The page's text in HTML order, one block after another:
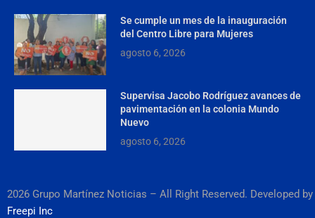
Se cumple un mes de la inauguración
del Centro Libre para Mujeres
agosto 6, 2026
Supervisa Jacobo Rodríguez avances de
pavimentación en la colonia Mundo
Nuevo
agosto 6, 2026
2026 Grupo Martínez Noticias – All Right Reserved. Developed by
Freepi Inc